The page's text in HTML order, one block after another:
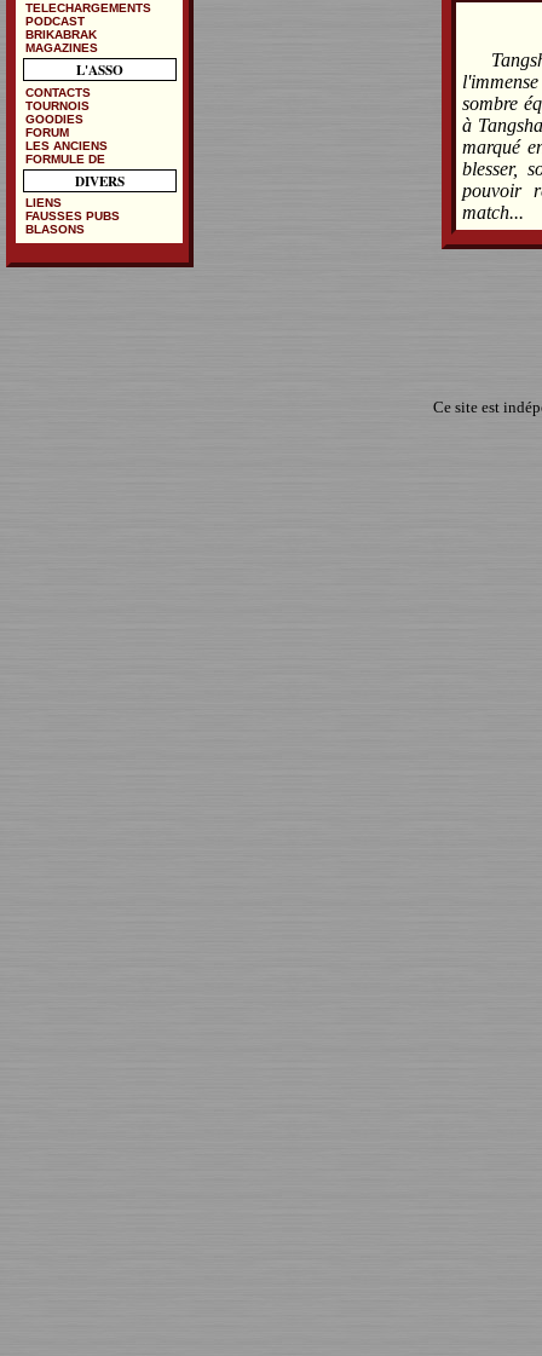
sombre
à
marqué
blesser,
pouvoir
match...
Ce site est
TELECHARGEMENTS
PODCAST
BRIKABRAK
MAGAZINES
L'ASSO
CONTACTS
TOURNOIS
GOODIES
FORUM
LES ANCIENS
FORMULE DE
DIVERS
LIENS
FAUSSES PUBS
BLASONS